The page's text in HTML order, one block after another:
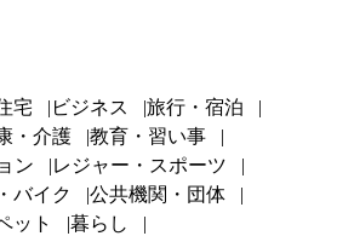
宅 ビジネス
旅行・宿泊
・介護
教育・習い事
ン
レジャー・スポーツ
バイク
公共機関・団体
ット
暮らし